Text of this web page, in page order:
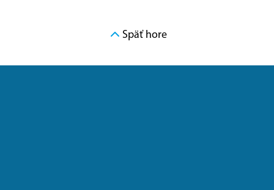
Späť hore